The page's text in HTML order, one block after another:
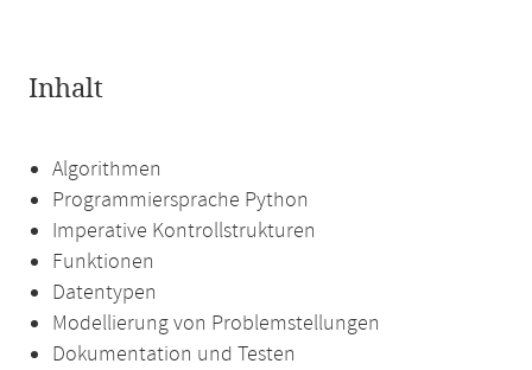
Inhalt
Algorithmen
Programmiersprache Python
Imperative Kontrollstrukturen
Funktionen
Datentypen
Modellierung von Problemstellungen
Dokumentation und Testen